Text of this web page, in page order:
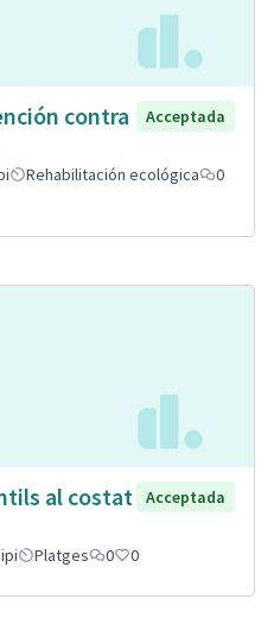
contra
Acceptada
Rehabilitación ecológica
0
al costat
Acceptada
Platges 0 0